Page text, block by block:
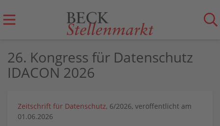
26. Kongress für Datenschutz
IDACON 2026
Zeitschrift für Datenschutz, 6/2026, veröffentlicht am
01.06.2026